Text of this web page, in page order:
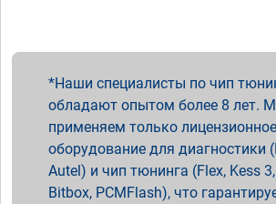
Наши специалисты по чип
обладают опытом более 8 лет.
применяем только лицензионное
оборудование для диагностики
Autel) и чип тюнинга (Flex, Kess
Bitbox, PCMFlash), что